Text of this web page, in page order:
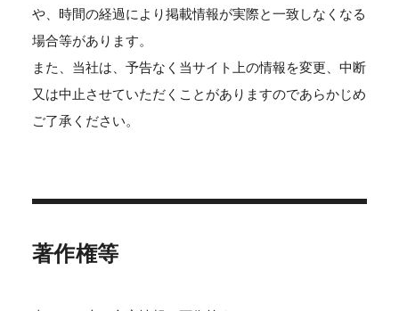
や、時間の経過により掲載情報が実際と一致しなくなる
場合等があります。
また、当社は、予告なく当サイト上の情報を変更、中断
又は中止させていただくことがありますのであらかじめ
ご了承ください。
著作権等